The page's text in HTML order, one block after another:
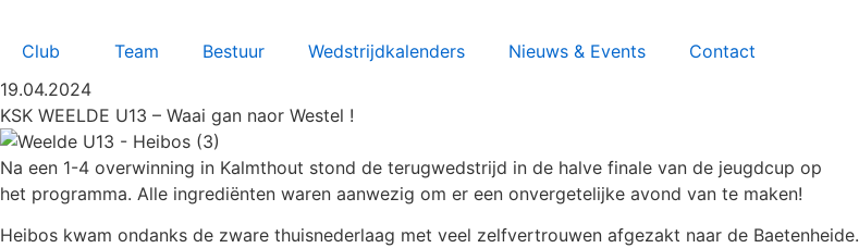
Club Team Bestuur Wedstrijdkalenders Nieuws & Events
Contact
19.04.2024
KSK WEELDE U13 – Waai gan naor Westel !
Na een 1-4 overwinning in Kalmthout stond de terugwedstrijd in de halve finale van de jeugdcup op
het programma. Alle ingrediënten waren aanwezig om er een onvergetelijke avond van te maken!
Heibos kwam ondanks de zware thuisnederlaag met veel zelfvertrouwen afgezakt naar de Baetenheide.